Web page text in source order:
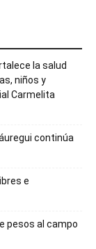
la salud
niños y
Carmelita
continúa
e
pesos al campo